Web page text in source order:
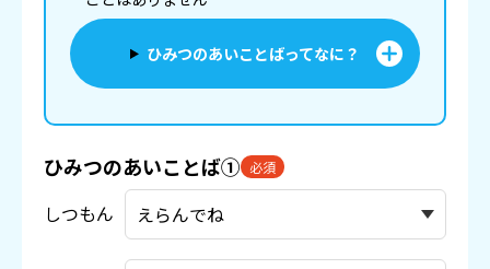
ひみつのあいことばってなに？
ひみつのあいことば① 必須
しつもん